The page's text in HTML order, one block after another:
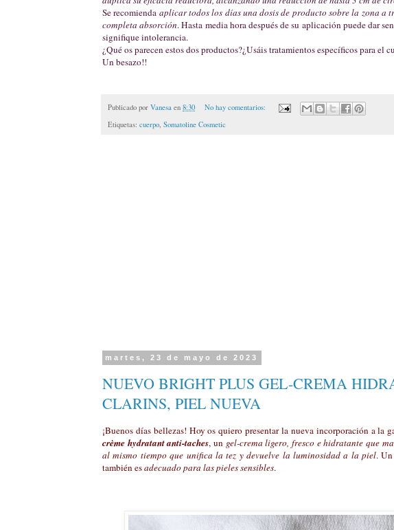
Se recomienda aplicar todos los días una dosis de producto sobre la zona a
completa absorción. Hasta media hora después de su aplicación puede dar
signifique intolerancia.
¿Qué os parecen estos dos productos?¿Usáis tratamientos específicos para el
Un besazo!!
Publicado por Vanesa en 8:30
No hay comentarios:
Etiquetas: cuerpo Somatoline Cosmetic
martes, 23 de mayo de 2023
NUEVO BRIGHT PLUS GEL-CREMA
CLARINS, PIEL NUEVA
¡Buenos días bellezas! Hoy os quiero presentar la nueva incorporación a la
crème hydratant anti-taches, un gel-crema ligero, fresco e hidratante que
al mismo tiempo que unifica la tez y devuelve la luminosidad a la piel.
también esadecuado para las pieles sensibles.